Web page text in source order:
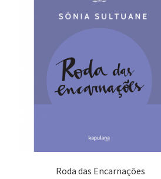
Roda das Encarnações